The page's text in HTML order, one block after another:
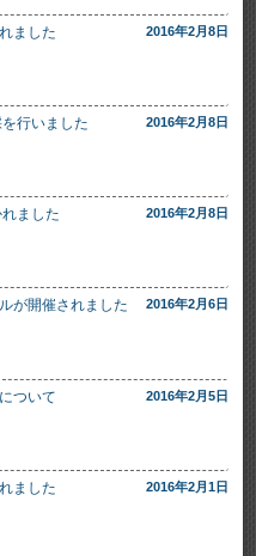
ました 2016年2月8日
行いました 2016年2月8日
ました 2016年2月8日
が開催されました 2016年2月6日
ついて 2016年2月5日
ました 2016年2月1日